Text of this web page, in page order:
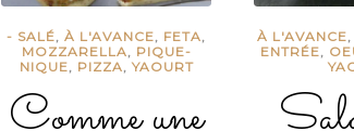
- SALÉ,À L'AVANCE, FETA,
MOZZARELLA, PIQUE-
NIQUE, PIZZA,YAOURT
À L'AVANCE,
ENTRÉE,